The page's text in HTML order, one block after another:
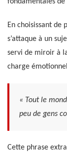
En choisissant de
s’attaque à un
servi de miroir à
charge
« Tout le
peu de gens
Cette phrase